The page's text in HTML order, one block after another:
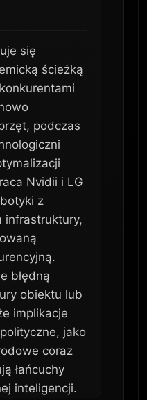
się
ścieżką
podczas
Nvidii i LG
z
infrastruktury,
błędną
obiektu lub
implikacje
jako
coraz
łańcuchy
inteligencji.